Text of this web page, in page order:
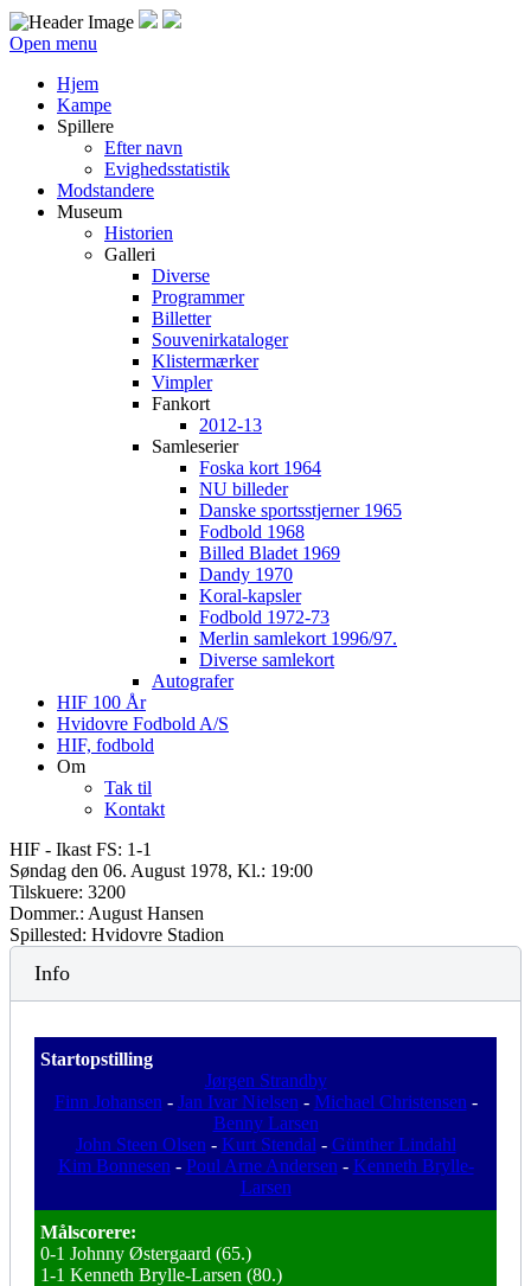
Open menu
Hjem
Kampe
Spillere
Efter navn
Evighedsstatistik
Modstandere
Museum
Historien
Galleri
Diverse
Programmer
Billetter
Souvenirkataloger
Klistermærker
Vimpler
Fankort
2012-13
Samleserier
Foska kort 1964
NU billeder
Danske sportsstjerner 1965
Fodbold 1968
Billed Bladet 1969
Dandy 1970
Koral-kapsler
Fodbold 1972-73
Merlin samlekort 1996/97.
Diverse samlekort
Autografer
HIF 100 År
Hvidovre Fodbold A/S
HIF, fodbold
Om
Tak til
Kontakt
HIF - Ikast FS: 1-1
Søndag den 06. August 1978, Kl.: 19:00
Tilskuere: 3200
Dommer.: August Hansen
Spillested: Hvidovre Stadion
Info
Startopstilling
Jørgen Strandby
Finn Johansen - Jan Ivar Nielsen - Michael Christensen -
Benny Larsen
John Steen Olsen - Kurt Stendal - Günther Lindahl
Kim Bonnesen - Poul Arne Andersen - Kenneth Brylle-
Larsen
Målscorere:
0-1 Johnny Østergaard (65.)
1-1 Kenneth Brylle-Larsen (80.)